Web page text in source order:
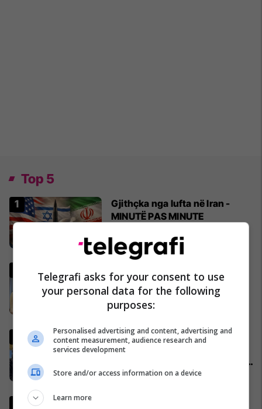
Top 5
Gjithçka nga lufta në Iran -
MINUTË PAS MINUTE
kishte marrëveshje me
Murselin: Më tha që edhe
Behgjet Pacolli ka qenë në
26/03/2026
Komentatori kosovar bëhet
viral në mediat botërore pas
të ‘Dardanëve’
27/03/2026
Telegrafi asks for your consent to use
your personal data for the following
purposes:
Personalised advertising and content, advertising and
content measurement, audience research and
services development
Store and/or access information on a device
Learn more